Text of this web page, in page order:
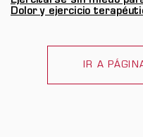
Dolor y ejercicio
IR A